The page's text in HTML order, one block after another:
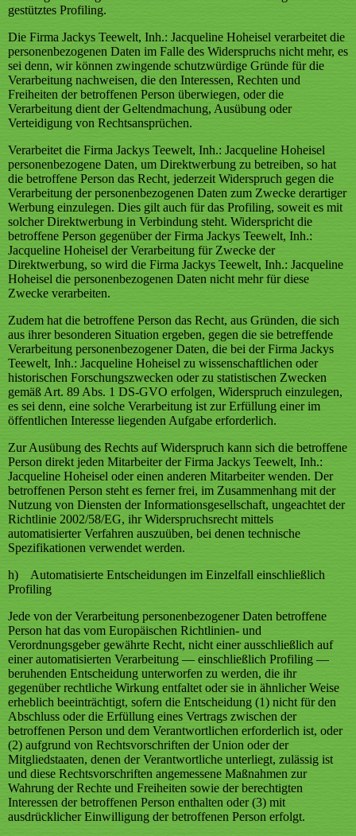
gestütztes Profiling.
Die Firma Jackys Teewelt, Inh.: Jacqueline Hoheisel verarbeitet die
personenbezogenen Daten im Falle des Widerspruchs nicht mehr, es
sei denn, wir können zwingende schutzwürdige Gründe für die
Verarbeitung nachweisen, die den Interessen, Rechten und
Freiheiten der betroffenen Person überwiegen, oder die
Verarbeitung dient der Geltendmachung, Ausübung oder
Verteidigung von Rechtsansprüchen.
Verarbeitet die Firma Jackys Teewelt, Inh.: Jacqueline Hoheisel
personenbezogene Daten, um Direktwerbung zu betreiben, so hat
die betroffene Person das Recht, jederzeit Widerspruch gegen die
Verarbeitung der personenbezogenen Daten zum Zwecke derartiger
Werbung einzulegen. Dies gilt auch für das Profiling, soweit es mit
solcher Direktwerbung in Verbindung steht. Widerspricht die
betroffene Person gegenüber der Firma Jackys Teewelt, Inh.:
Jacqueline Hoheisel der Verarbeitung für Zwecke der
Direktwerbung, so wird die Firma Jackys Teewelt, Inh.: Jacqueline
Hoheisel die personenbezogenen Daten nicht mehr für diese
Zwecke verarbeiten.
Zudem hat die betroffene Person das Recht, aus Gründen, die sich
aus ihrer besonderen Situation ergeben, gegen die sie betreffende
Verarbeitung personenbezogener Daten, die bei der Firma Jackys
Teewelt, Inh.: Jacqueline Hoheisel zu wissenschaftlichen oder
historischen Forschungszwecken oder zu statistischen Zwecken
gemäß Art. 89 Abs. 1 DS-GVO erfolgen, Widerspruch einzulegen,
es sei denn, eine solche Verarbeitung ist zur Erfüllung einer im
öffentlichen Interesse liegenden Aufgabe erforderlich.
Zur Ausübung des Rechts auf Widerspruch kann sich die betroffene
Person direkt jeden Mitarbeiter der Firma Jackys Teewelt, Inh.:
Jacqueline Hoheisel oder einen anderen Mitarbeiter wenden. Der
betroffenen Person steht es ferner frei, im Zusammenhang mit der
Nutzung von Diensten der Informationsgesellschaft, ungeachtet der
Richtlinie 2002/58/EG, ihr Widerspruchsrecht mittels
automatisierter Verfahren auszuüben, bei denen technische
Spezifikationen verwendet werden.
h) Automatisierte Entscheidungen im Einzelfall einschließlich
Profiling
Jede von der Verarbeitung personenbezogener Daten betroffene
Person hat das vom Europäischen Richtlinien- und
Verordnungsgeber gewährte Recht, nicht einer ausschließlich auf
einer automatisierten Verarbeitung — einschließlich Profiling —
beruhenden Entscheidung unterworfen zu werden, die ihr
gegenüber rechtliche Wirkung entfaltet oder sie in ähnlicher Weise
erheblich beeinträchtigt, sofern die Entscheidung (1) nicht für den
Abschluss oder die Erfüllung eines Vertrags zwischen der
betroffenen Person und dem Verantwortlichen erforderlich ist, oder
(2) aufgrund von Rechtsvorschriften der Union oder der
Mitgliedstaaten, denen der Verantwortliche unterliegt, zulässig ist
und diese Rechtsvorschriften angemessene Maßnahmen zur
Wahrung der Rechte und Freiheiten sowie der berechtigten
Interessen der betroffenen Person enthalten oder (3) mit
ausdrücklicher Einwilligung der betroffenen Person erfolgt.